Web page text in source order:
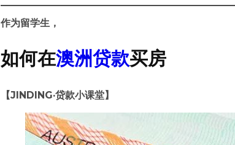
作为留学生，
如何在澳洲贷款买房
【JINDING·贷款小课堂】